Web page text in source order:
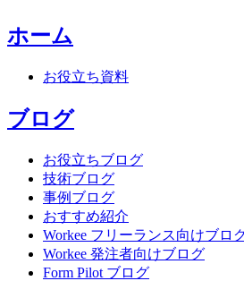
ホーム
お役立ち資料
ブログ
お役立ちブログ
技術ブログ
事例ブログ
おすすめ紹介
Workee フリーランス向けブロ
Workee 発注者向けブログ
Form Pilot ブログ